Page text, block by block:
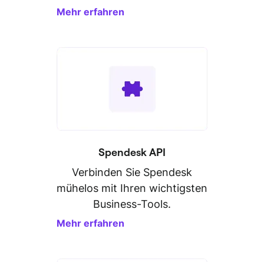
Microsoft Azure oder
Mehr erfahren
Spendesk API
Verbinden Sie Spendesk
mühelos mit Ihren wichtigsten
Business-Tools.
Mehr erfahren